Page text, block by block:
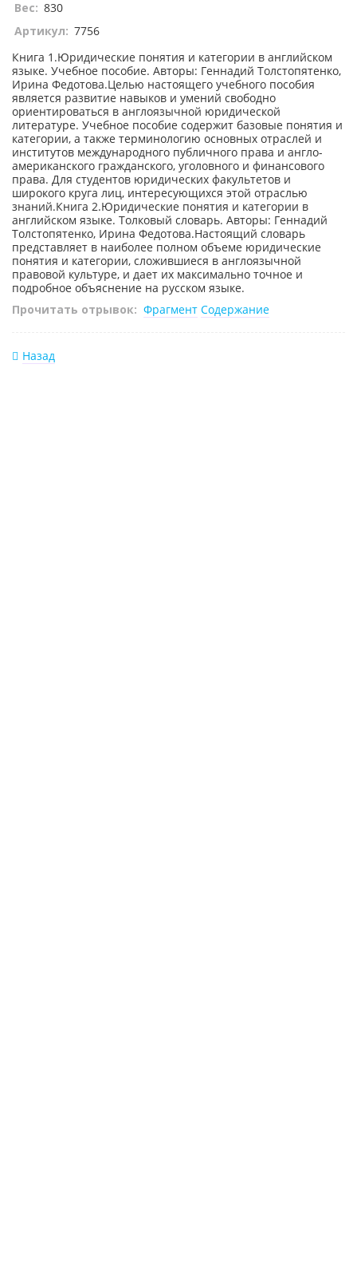
Вес: 830
Артикул: 7756
Книга 1.Юридические понятия и категории в английском
языке. Учебное пособие. Авторы: Геннадий Толстопятенко,
Ирина Федотова.Целью настоящего учебного пособия
является развитие навыков и умений свободно
ориентироваться в англоязычной юридической
литературе. Учебное пособие содержит базовые понятия и
категории, а также терминологию основных отраслей и
институтов международного публичного права и англо-
американского гражданского, уголовного и финансового
права. Для студентов юридических факультетов и
широкого круга лиц, интересующихся этой отраслью
знаний.Книга 2.Юридические понятия и категории в
английском языке. Толковый словарь. Авторы: Геннадий
Толстопятенко, Ирина Федотова.Настоящий словарь
представляет в наиболее полном объеме юридические
понятия и категории, сложившиеся в англоязычной
правовой культуре, и дает их максимально точное и
подробное объяснение на русском языке.
Прочитать отрывок: Фрагмент Содержание
Назад